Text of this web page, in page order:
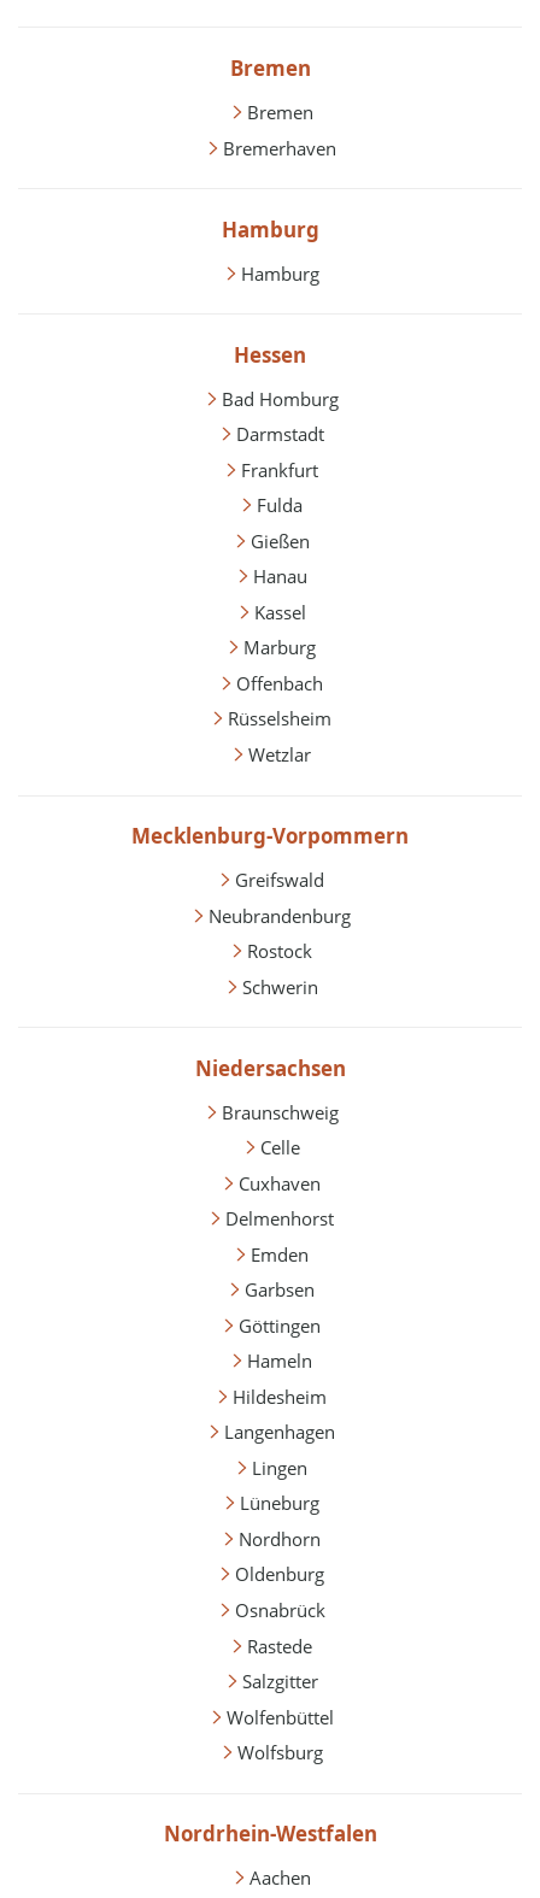
Bremen
Bremen
Bremerhaven
Hamburg
Hamburg
Hessen
Bad Homburg
Darmstadt
Frankfurt
Fulda
Gießen
Hanau
Kassel
Marburg
Offenbach
Rüsselsheim
Wetzlar
Mecklenburg-Vorpommern
Greifswald
Neubrandenburg
Rostock
Schwerin
Niedersachsen
Braunschweig
Celle
Cuxhaven
Delmenhorst
Emden
Garbsen
Göttingen
Hameln
Hildesheim
Langenhagen
Lingen
Lüneburg
Nordhorn
Oldenburg
Osnabrück
Rastede
Salzgitter
Wolfenbüttel
Wolfsburg
Nordrhein-Westfalen
Aachen